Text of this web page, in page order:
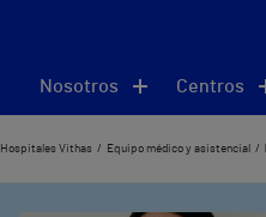
Nosotros Centros
Hospitales Vithas Equipo médico y asistencial